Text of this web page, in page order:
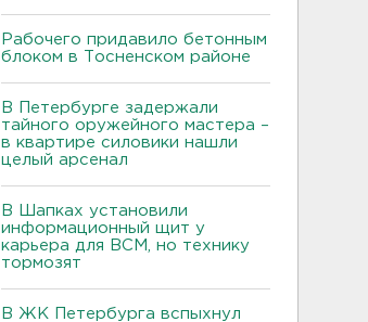
Рабочего придавило бетонным
блоком в Тосненском районе
В Петербурге задержали
тайного оружейного мастера –
в квартире силовики нашли
целый арсенал
В Шапках установили
информационный щит у
карьера для ВСМ, но технику
тормозят
В ЖК Петербурга вспыхнул